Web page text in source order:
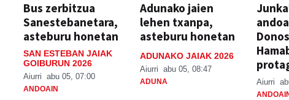
Bus zerbitzua
Sanestebanetara,
asteburu honetan
SAN ESTEBAN JAIAK
GOIBURUN 2026
Aiurri abu 05, 07:00
ANDOAIN
Adunako jaien
lehen txanpa,
asteburu honetan
ADUNAKO JAIAK 2026
Aiurri abu 05, 08:47
ADUNA Aiurri